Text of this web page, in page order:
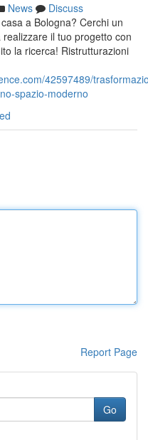
News
Discuss
a Bologna? Cerchi un
il tuo progetto con
la ricerca! Ristrutturazioni
42597489/
spazio-moderno
Report Page
Go